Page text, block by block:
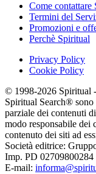
Come contattare
Termini del
Promozioni e
Perchè Spiritual
Privacy Policy
Cookie Policy
© 1998-2026 Spiritual
Spiritual Search®
parziale dei contenuti
modo responsabile dei
contenuto dei siti ad
Società editrice:
Imp. PD
E-mail: